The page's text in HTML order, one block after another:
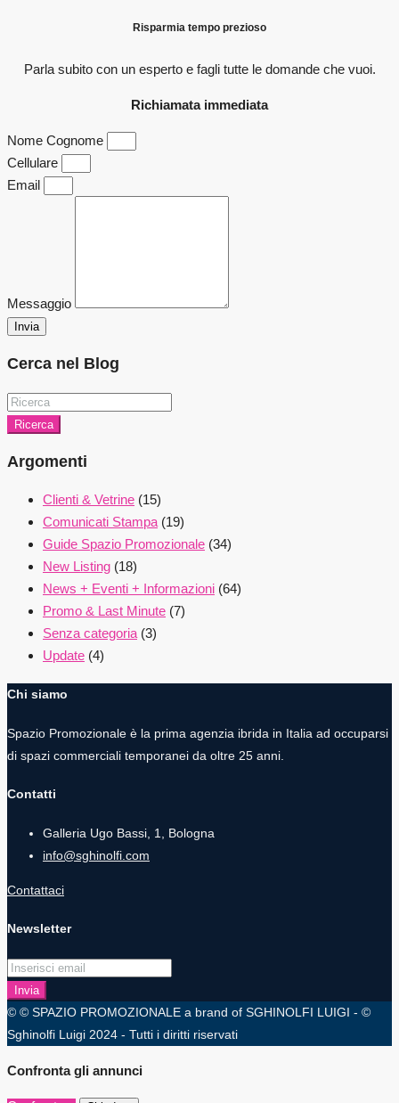
Risparmia tempo prezioso
Parla subito con un esperto e faglitutte le domande che vuoi.
Richiamata immediata
Nome Cognome
Cellulare
Email
Messaggio
Invia
Cerca nel Blog
Ricerca
Argomenti
Clienti & Vetrine (15)
Comunicati Stampa(19)
Guide Spazio Promozionale (34)
New Listing (18)
News + Eventi + Informazioni (64)
Promo & Last Minute (7)
Senza categoria(3)
Update (4)
Chi siamo
Spazio Promozionale è la prima agenzia ibrida in Italia ad occuparsi
di spazi commerciali temporanei da oltre 25 anni.
Contatti
Galleria Ugo Bassi, 1, Bologna
info@sghinolfi.com
Contattaci
Newsletter
Invia
© © SPAZIO PROMOZIONALE a brand of SGHINOLFI LUIGI - ©
Sghinolfi Luigi 2024 - Tutti i diritti riservati
Confronta gli annunci